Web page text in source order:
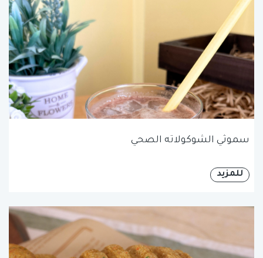
سموثي الشوكولاته الصحي
للمزيد